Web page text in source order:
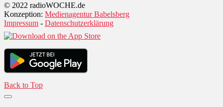
© 2022 radioWOCHE.de
Konzeption: Medienagentur Babelsberg
Impressum - Datenschutzerklärung
Back to Top